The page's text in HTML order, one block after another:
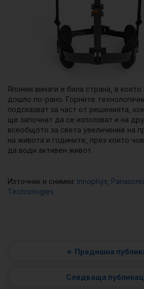
Япония винаги е била страна, в
дошло по-рано. Горните
подсказват за част от решенията,
ще започнат да се използват и на
всеобщото за света увеличение на
на живота и годините, през които
да води активен живот.
Източник и снимки: Innophys;
Technologies